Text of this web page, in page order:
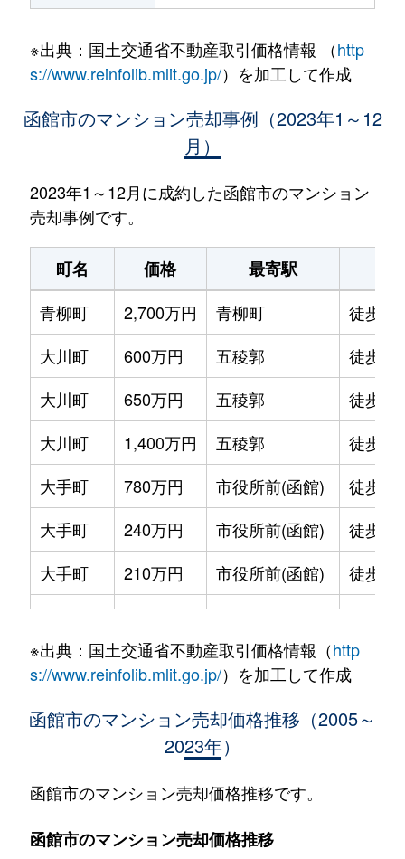
※出典：国土交通省不動産取引価格情報 （http
s://www.reinfolib.mlit.go.jp/）を加工して作成
函館市のマンション売却事例（2023年1～12
月）
2023年1～12月に成約した函館市のマンション
売却事例です。
町名 価格 最寄駅
青柳町
2,700万円 青柳町
徒歩0
大川町
600万円 五稜郭
徒歩14
大川町
650万円 五稜郭
徒歩13
大川町
1,400万円 五稜郭
徒歩7
大手町
780万円 市役所前(函館)
徒歩2
大手町
240万円 市役所前(函館)
徒歩2
大手町
210万円 市役所前(函館)
徒歩2
大森町
330万円 松風町
徒歩5
2,400万円 五稜郭
五稜郭町
520万円 五稜郭
末広町
230万円 十字街
※出典：国土交通省不動産取引価格情報（http
s://www.reinfolib.mlit.go.jp/）を加工して作成
函館市のマンション売却価格推移（2005～
2023年）
函館市のマンション売却価格推移です。
函館市のマンション売却価格推移